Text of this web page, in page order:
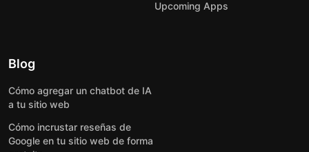
Upcoming Apps
Blog
Cómo agregar un chatbot de IA
a tu sitio web
Cómo incrustar reseñas de
Google en tu sitio web de forma